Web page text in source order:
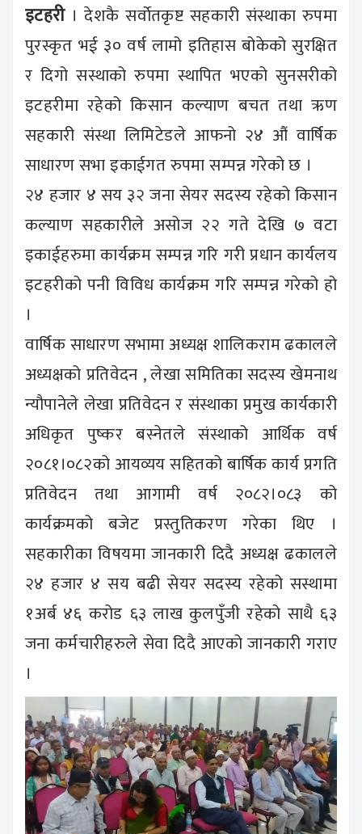
इटहरी। देशकै सर्वाेतकृष्ट सहकारी संस्थाका रुपमा
पुरस्कृत भई ३० वर्ष लामो इतिहास बोकेको सुरक्षित
र दिगो सस्थाको रुपमा स्थापित भएको सुनसरीको
इटहरीमा रहेको किसान कल्याण बचत तथा ऋण
सहकारी संस्था लिमिटेडले आफनो २४ औं वार्षिक
साधारण सभा इकाईगत रुपमा सम्पन्न गरेको छ ।
२४ हजार ४ सय ३२ जना सेयर सदस्य रहेको किसान
कल्याण सहकारीले असोज २२ गते देखि ७ वटा
इकाईहरुमा कार्यक्रम सम्पन्न गरि गरी प्रधान कार्यलय
इटहरीको पनी विविध कार्यक्रम गरि सम्पन्न गरेको हो
।
वार्षिक साधारण सभामा अध्यक्ष शालिकराम ढकालले
अध्यक्षको प्रतिवेदन , लेखा समितिका सदस्य खेमनाथ
न्यौपानेले लेखा प्रतिवेदन र संस्थाका प्रमुख कार्यकारी
अधिकृत पुष्कर बस्नेतले संस्थाको आर्थिक वर्ष
२०८१।०८२को आयव्यय सहितको बार्षिक कार्य प्रगति
प्रतिवेदन तथा आगामी वर्ष २०८२।०८३ को
कार्यक्रमको बजेट प्रस्तुतिकरण गरेका थिए ।
सहकारीका विषयमा जानकारी दिदै अध्यक्ष ढकालले
२४ हजार ४ सय बढी सेयर सदस्य रहेको सस्थामा
१अर्ब ४६ करोड ६३ लाख कुलपुँजी रहेको साथै ६३
जना कर्मचारीहरुले सेवा दिदै आएको जानकारी गराए
।